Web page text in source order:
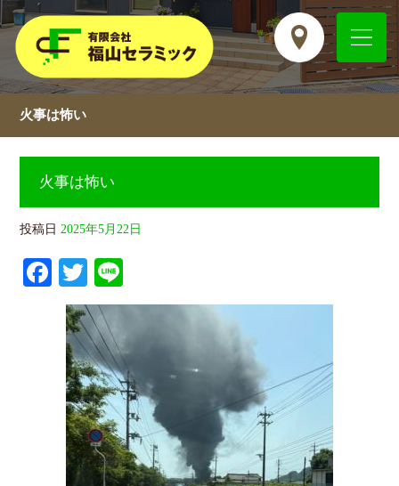
火事は怖い
火事は怖い
投稿日 2025年5月22日
Fa
ce
bo
ok
T
wi
tte
r
ne